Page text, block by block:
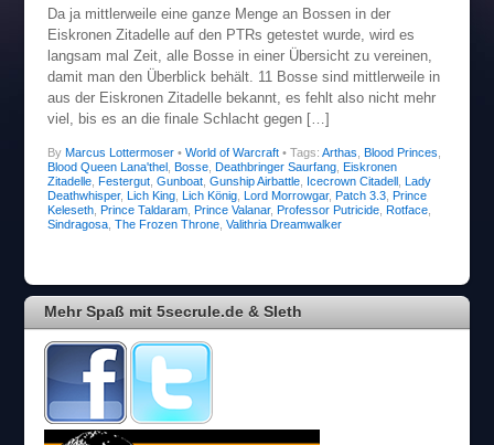
Da ja mittlerweile eine ganze Menge an Bossen in der
Eiskronen Zitadelle auf den PTRs getestet wurde, wird es
langsam mal Zeit, alle Bosse in einer Übersicht zu vereinen,
damit man den Überblick behält. 11 Bosse sind mittlerweile in
aus der Eiskronen Zitadelle bekannt, es fehlt also nicht mehr
viel, bis es an die finale Schlacht gegen […]
By Marcus Lottermoser• World of Warcraft • Tags: Arthas Blood Princes
Blood Queen Lana'thel, Bosse, Deathbringer Saurfang, Eiskronen
Zitadelle, Festergut, Gunboat, Gunship Airbattle, Icecrown Citadell, Lady
Deathwhisper, Lich King, Lich König, Lord Morrowgar, Patch 3.3, Prince
Keleseth, Prince Taldaram, Prince Valanar, Professor Putricide, Rotface,
Sindragosa, The Frozen Throne, Valithria Dreamwalker
Mehr Spaß mit 5secrule.de & Sleth